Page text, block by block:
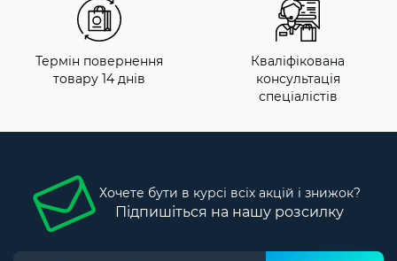
Термін повернення
товару 14 днів
Кваліфікована
консультація
спеціалістів
Хочете бути в курсі всіх акцій і знижок?
Підпишіться на нашу розсилку